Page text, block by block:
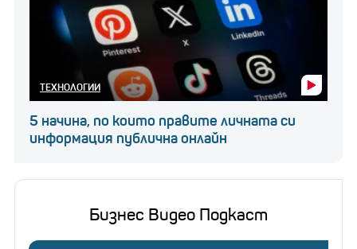
ТЕХНОЛОГИИ
5 начина, по които правите личната си
информация публична онлайн
Бизнес Видео Подкаст